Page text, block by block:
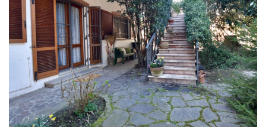
Tipologia
CERCA